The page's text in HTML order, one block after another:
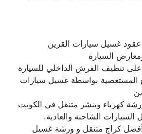
عقود غسيل سيارات القرين
السيارة
تنظيف الفرش الداخلي للسيارة
المستعصية بواسطة غسيل سيارات
كهرباء وبنشر متنقل في الكويت
الشاحنة والعادية.
أفضل كراج متنقل و ورشة غسيل